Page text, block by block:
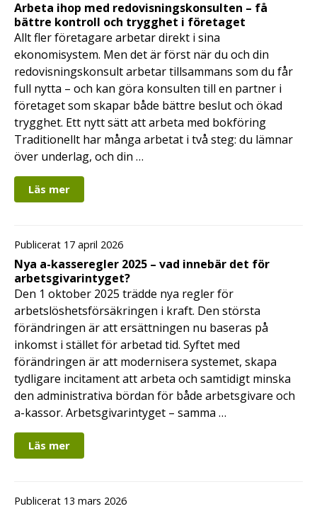
Arbeta ihop med redovisningskonsulten – få
bättre kontroll och trygghet i företaget
Allt fler företagare arbetar direkt i sina
ekonomisystem. Men det är först när du och din
redovisningskonsult arbetar tillsammans som du får
full nytta – och kan göra konsulten till en partner i
företaget som skapar både bättre beslut och ökad
trygghet. Ett nytt sätt att arbeta med bokföring
Traditionellt har många arbetat i två steg: du lämnar
över underlag, och din …
Läs mer
Publicerat 17 april 2026
Nya a-kasseregler 2025 – vad innebär det för
arbetsgivarintyget?
Den 1 oktober 2025 trädde nya regler för
arbetslöshetsförsäkringen i kraft. Den största
förändringen är att ersättningen nu baseras på
inkomst i stället för arbetad tid. Syftet med
förändringen är att modernisera systemet, skapa
tydligare incitament att arbeta och samtidigt minska
den administrativa bördan för både arbetsgivare och
a-kassor. Arbetsgivarintyget – samma …
Läs mer
Publicerat 13 mars 2026